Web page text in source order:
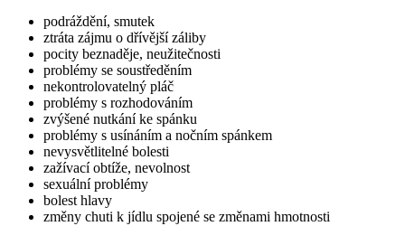
podráždění, smutek
ztráta zájmu o dřívější záliby
pocity beznaděje, neužitečnosti
problémy se soustředěním
nekontrolovatelný pláč
problémy s rozhodováním
zvýšené nutkání ke spánku
problémy s usínáním a nočním spánkem
nevysvětlitelné bolesti
zažívací obtíže, nevolnost
sexuální problémy
bolest hlavy
změny chuti k jídlu spojené se změnami hmotnosti